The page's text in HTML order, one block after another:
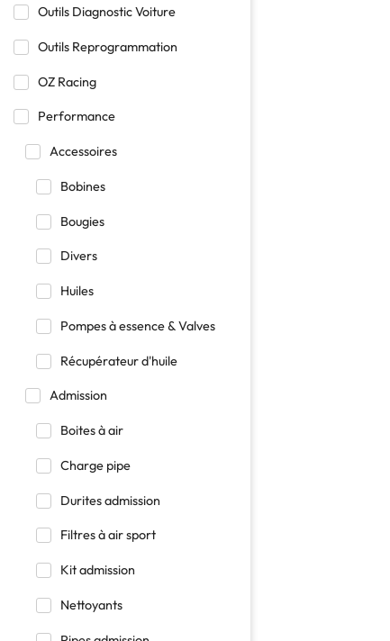
Outils Diagnostic Voiture
Outils Reprogrammation
OZ Racing
Performance
Accessoires
Bobines
Bougies
Divers
Huiles
Pompes à essence & Valves
Récupérateur d'huile
Admission
Boites à air
Charge pipe
Durites admission
Filtres à air sport
Kit admission
Nettoyants